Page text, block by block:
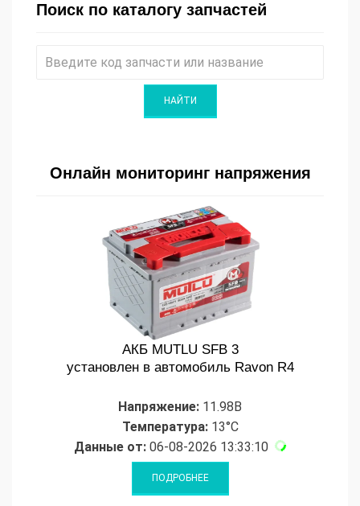
Поиск по каталогу запчастей
Онлайн мониторинг напряжения
АКБ MUTLU SFB 3
установлен в автомобиль Ravon R4
Напряжение: 11.98В
Температура:13°C
Данные от: 06-08-2026 13:33:10